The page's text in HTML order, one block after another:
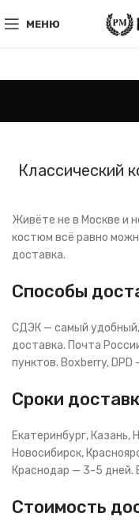
МЕНЮ
Классический
Живёте не в Москве и
костюм всё равно
доставка.
Способы
СДЭК — самый удобный,
доставка. Почта
пунктов. Boxberry,
Сроки
Екатеринбург,
Новосибирск,
Краснодар — 3-5 дней.
Стоимость